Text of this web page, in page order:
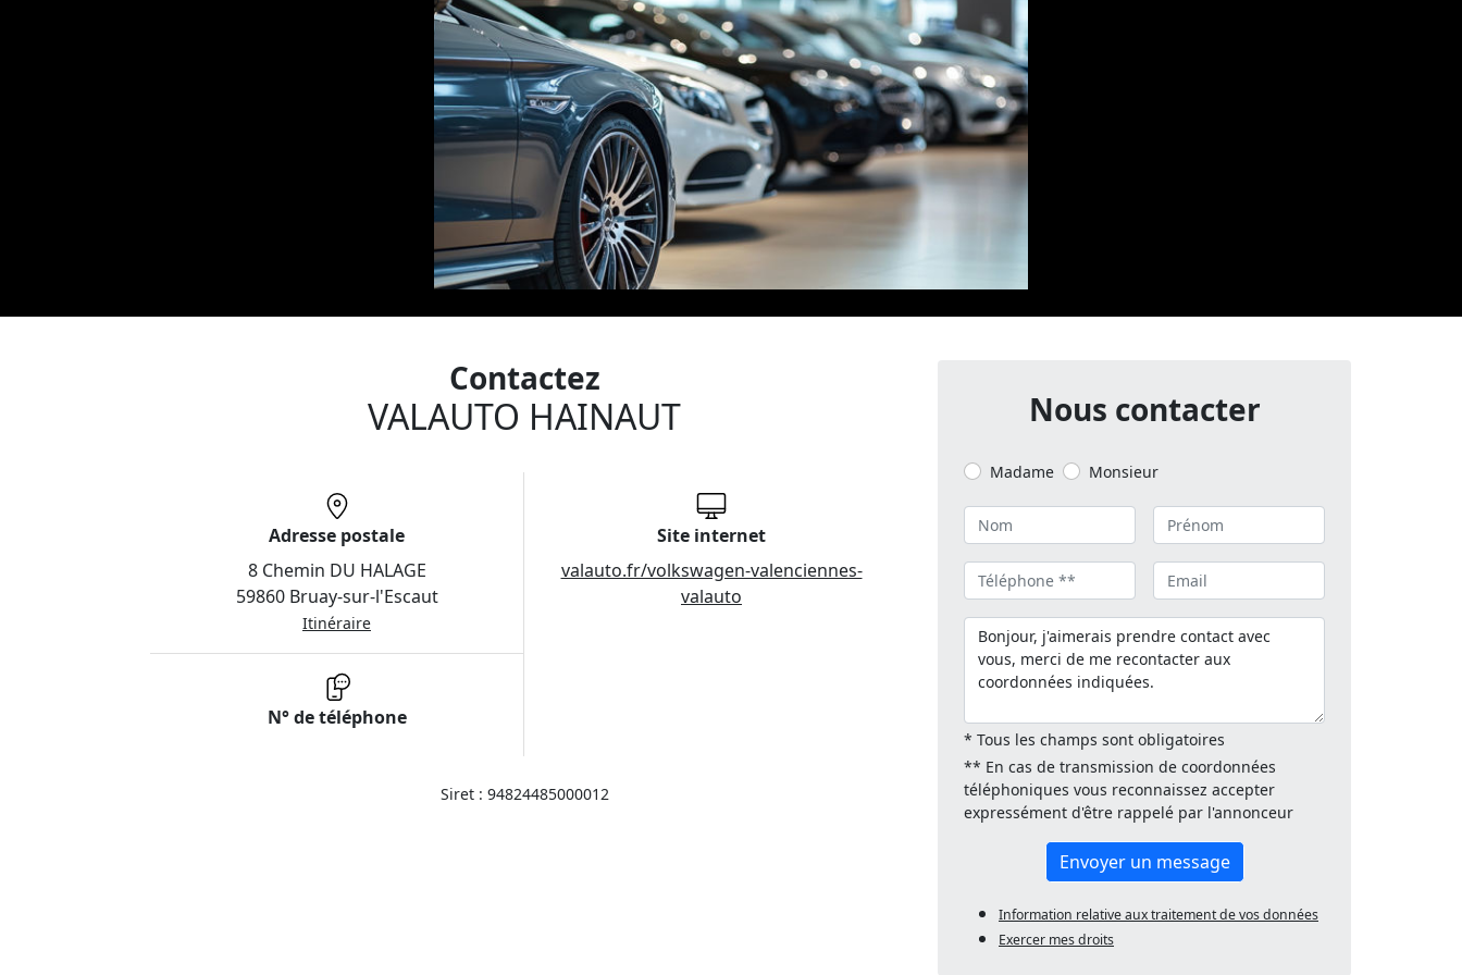
Contactez
VALAUTO HAINAUT
Adresse postale
8 Chemin DU HALAGE
59860 Bruay-sur-l'Escaut
Itinéraire
Site internet
valauto.fr/volkswagen-valenciennes-
valauto
N° de téléphone
Siret : 94824485000012
Nous contacter
Madame Monsieur
* Tous les champs sont obligatoires
** En cas de transmission de coordonnées
téléphoniques vous reconnaissez accepter
expressément d'être rappelé par l'annonceur
Envoyer un message
Information relative aux traitement de vos données
Exercer mes droits